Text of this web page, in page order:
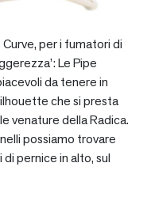
per i fumatori di
Le Pipe
da tenere in
che si presta
venature della Radica.
possiamo trovare
pernice in alto, sul